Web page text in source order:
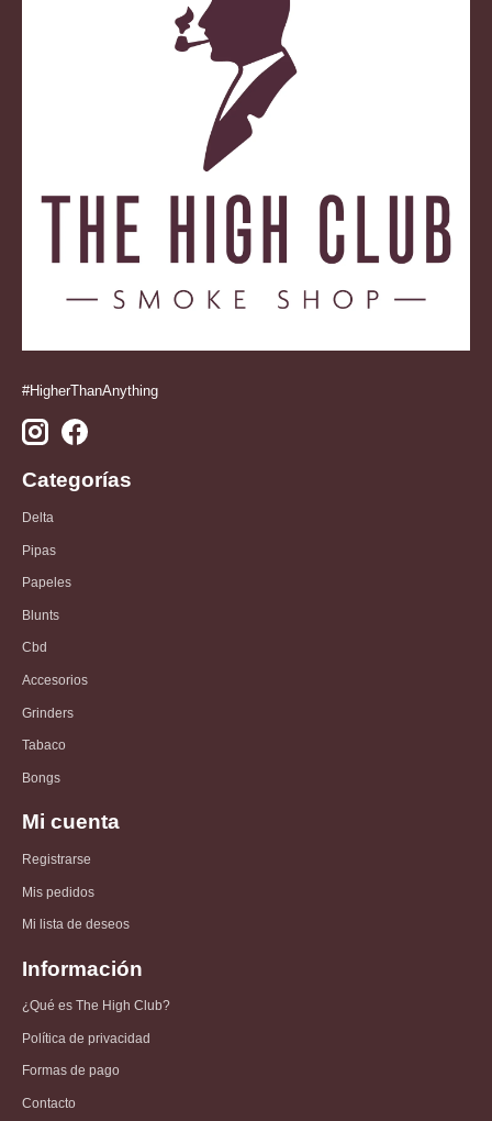
#HigherThanAnything
Categorías
Delta
Pipas
Papeles
Blunts
Cbd
Accesorios
Grinders
Tabaco
Bongs
Mi cuenta
Registrarse
Mis pedidos
Mi lista de deseos
Información
¿Qué es The High Club?
Política de privacidad
Formas de pago
Contacto